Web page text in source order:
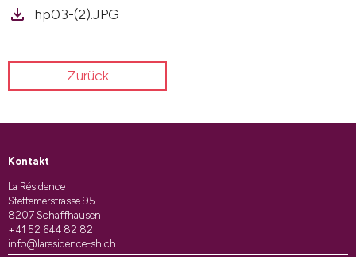
hp03-(2).JPG
Zurück
Kontakt
La Résidence
Stettemerstrasse 95
8207 Schaffhausen
+41 52 644 82 82
info@laresidence-sh.ch